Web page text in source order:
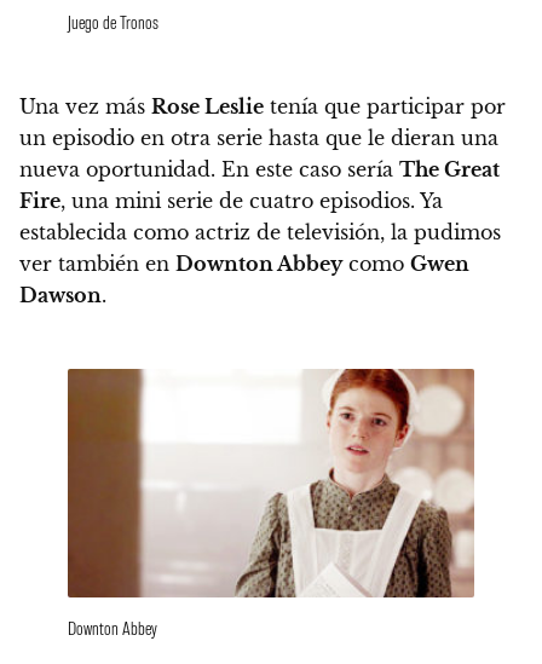
Juego de Tronos
Una vez más Rose Leslie tenía que participar por
un episodio en otra serie hasta que le dieran una
nueva oportunidad. En este caso sería The Great
Fire, una mini serie de cuatro episodios. Ya
establecida como actriz de televisión, la pudimos
ver también en Downton Abbeycomo Gwen
Dawson.
Downton Abbey